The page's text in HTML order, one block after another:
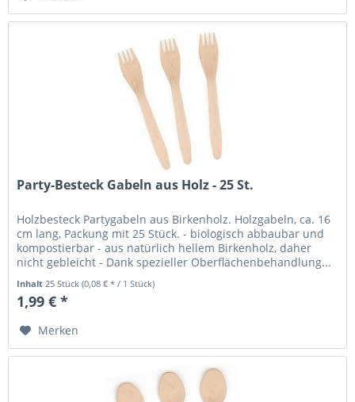
Party-Besteck Gabeln aus Holz - 25 St.
Holzbesteck Partygabeln aus Birkenholz. Holzgabeln, ca. 16
cm lang, Packung mit 25 Stück. - biologisch abbaubar und
kompostierbar - aus natürlich hellem Birkenholz, daher
nicht gebleicht - Dank spezieller Oberflächenbehandlung...
Inhalt 25 Stück(0,08 € * / 1 Stück)
1,99 € *
Merken